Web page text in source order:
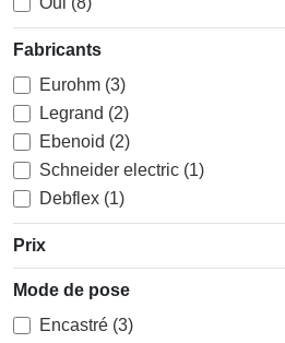
Fabricants
Eurohm (3)
Legrand (2)
Ebenoid (2)
Schneider electric (1)
Debflex (1)
Prix
Mode de pose
Encastré (3)